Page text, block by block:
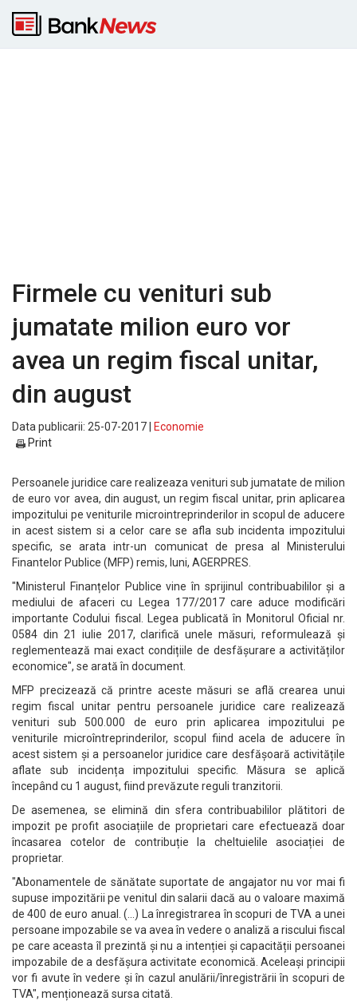
Firmele cu venituri sub
jumatate milion euro vor
avea un regim fiscal unitar,
din august
Data publicarii: 25-07-2017 |
Economie
Print
Persoanele juridice care realizeaza venituri sub jumatate de milion
de euro vor avea, din august, un regim fiscal unitar, prin aplicarea
impozitului pe veniturile microintreprinderilor in scopul de aducere
in acest sistem si a celor care se afla sub incidenta impozitului
specific, se arata intr-un comunicat de presa al Ministerului
Finantelor Publice (MFP) remis, luni, AGERPRES.
"Ministerul Finanțelor Publice vine în sprijinul contribuabililor și a
mediului de afaceri cu Legea 177/2017 care aduce modificări
importante Codului fiscal. Legea publicată în Monitorul Oficial nr.
0584 din 21 iulie 2017, clarifică unele măsuri, reformulează și
reglementează mai exact condițiile de desfășurare a activităților
economice", se arată în document.
MFP precizează că printre aceste măsuri se află crearea unui
regim fiscal unitar pentru persoanele juridice care realizează
venituri sub 500.000 de euro prin aplicarea impozitului pe
veniturile microîntreprinderilor, scopul fiind acela de aducere în
acest sistem și a persoanelor juridice care desfășoară activitățile
aflate sub incidența impozitului specific. Măsura se aplică
începând cu 1 august, fiind prevăzute reguli tranzitorii.
De asemenea, se elimină din sfera contribuabililor plătitori de
impozit pe profit asociațiile de proprietari care efectuează doar
încasarea cotelor de contribuție la cheltuielile asociației de
proprietar.
"Abonamentele de sănătate suportate de angajator nu vor mai fi
supuse impozitării pe venitul din salarii dacă au o valoare maximă
de 400 de euro anual. (...) La înregistrarea în scopuri de TVA a unei
persoane impozabile se va avea în vedere o analiză a riscului fiscal
pe care aceasta îl prezintă și nu a intenției și capacității persoanei
impozabile de a desfășura activitate economică. Aceleași principii
vor fi avute în vedere și în cazul anulării/înregistrării în scopuri de
TVA", menționează sursa citată.